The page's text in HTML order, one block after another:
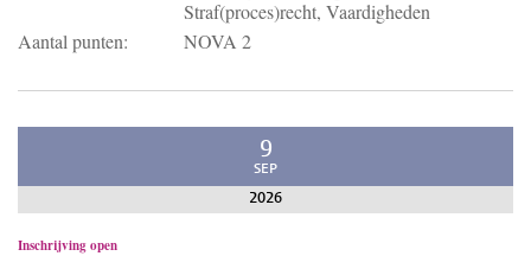
Straf(proces)recht, Vaardigheden
Aantal punten:
NOVA 2
9
SEP
2026
Inschrijving open